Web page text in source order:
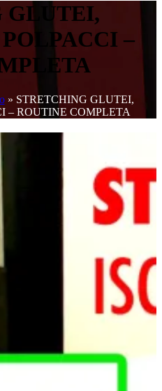
GLUTEI,
–
» STRETCHING GLUTEI,
– ROUTINE COMPLETA